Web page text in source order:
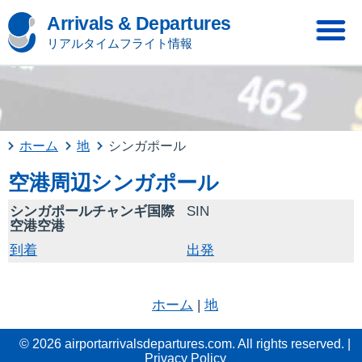
Arrivals & Departures
リアルタイムフライト情報
ホーム 地 シンガポール
空港周辺シンガポール
シンガポールチャンギ国際
空港空港
SIN
到着 出発
ホーム | 地
© 2026 airportarrivalsdepartures.com. All rights reserved. |
Privacy Policy